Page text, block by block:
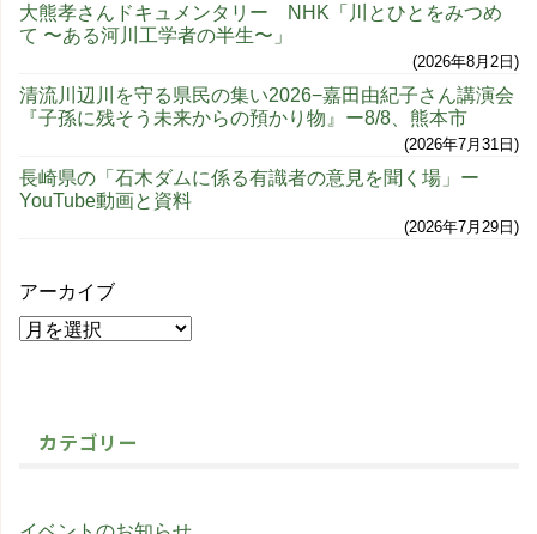
大熊孝さんドキュメンタリー NHK「川とひとをみつめ
て 〜ある河川工学者の半生〜」
2026年8月2日
清流川辺川を守る県民の集い2026−嘉田由紀子さん講演会
『子孫に残そう未来からの預かり物』ー8/8、熊本市
2026年7月31日
長崎県の「石木ダムに係る有識者の意見を聞く場」ー
YouTube動画と資料
2026年7月29日
アーカイブ
カテゴリー